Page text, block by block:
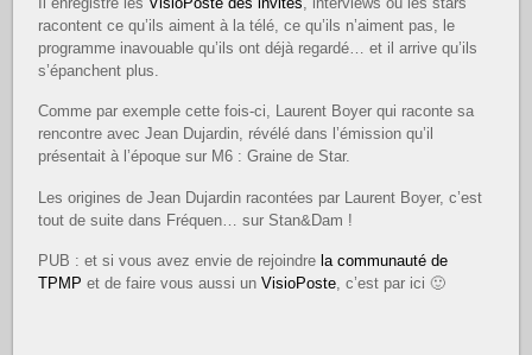
racontent ce qu’ils aiment à la télé, ce qu’ils n’aiment pas, le
programme inavouable qu’ils ont déjà regardé… et il arrive qu’ils
s’épanchent plus.
Comme par exemple cette fois-ci, Laurent Boyer qui raconte sa
rencontre avec Jean Dujardin, révélé dans l’émission qu’il
présentait à l’époque sur M6 : Graine de Star.
Les origines de Jean Dujardin racontées par Laurent Boyer, c’est
tout de suite dans Fréquen… sur Stan&Dam !
PUB : et si vous avez envie de rejoindre la communauté de
TPMP et de faire vous aussi unVisioPoste, c’est par ici 🙂